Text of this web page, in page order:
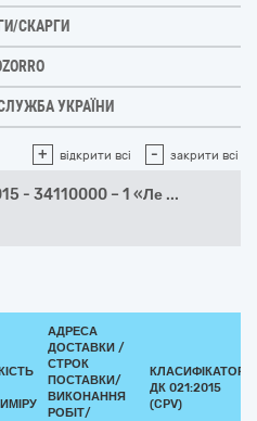
СКАРГИ
УКРАЇНИ
+ відкрити всі - закрити всі
- 34110000 – 1 «Ле ...
АДРЕСА
ДОСТАВКИ /
СТРОК
ПОСТАВКИ/
ВИКОНАННЯ
РОБІТ/
КЛАСИФІКАТОР
ДК 021:2015
(CPV)